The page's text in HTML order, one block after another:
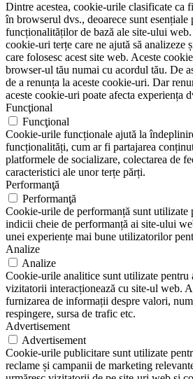
Dintre acestea, cookie-urile clasificate ca
în browserul dvs., deoarece sunt esențiale
funcționalităților de bază ale site-ului
cookie-uri terțe care ne ajută să analizeze
care folosesc acest site web. Aceste
browser-ul tău numai cu acordul tău. De
de a renunța la aceste cookie-uri. Dar
aceste cookie-uri poate afecta experiența
Funcţional
Funcţional
Cookie-urile funcționale ajută la
funcționalități, cum ar fi partajarea
platformele de socializare, colectarea de
caracteristici ale unor terțe părți.
Performanţă
Performanţă
Cookie-urile de performanță sunt utilizate
indicii cheie de performanță ai site-ului
unei experiențe mai bune utilizatorilor
Analize
Analize
Cookie-urile analitice sunt utilizate pentru
vizitatorii interacționează cu site-ul web.
furnizarea de informații despre valori,
respingere, sursa de trafic etc.
Advertisement
Advertisement
Cookie-urile publicitare sunt utilizate
reclame și campanii de marketing